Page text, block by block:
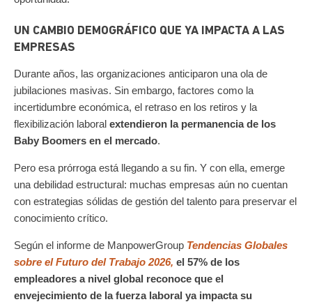
UN CAMBIO DEMOGRÁFICO QUE YA IMPACTA A LAS
EMPRESAS
Durante años, las organizaciones anticiparon una ola de
jubilaciones masivas. Sin embargo, factores como la
incertidumbre económica, el retraso en los retiros y la
flexibilización laboral extendieron la permanencia de los
Baby Boomers en el mercado.
Pero esa prórroga está llegando a su fin. Y con ella, emerge
una debilidad estructural: muchas empresas aún no cuentan
con estrategias sólidas de gestión del talento para preservar el
conocimiento crítico.
Según el informe de ManpowerGroup Tendencias Globales
sobre el Futuro del Trabajo 2026, el 57% de los
empleadores a nivel global reconoce que el
envejecimiento de la fuerza laboral ya impacta su